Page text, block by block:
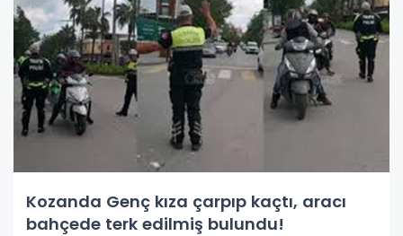
Kozanda Genç kıza çarpıp kaçtı, aracı
bahçede terk edilmiş bulundu!